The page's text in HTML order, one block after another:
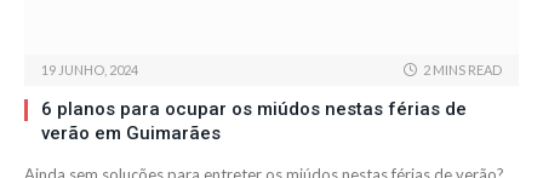
19 JUNHO, 2024 2 MINS READ
6 planos para ocupar os miúdos nestas férias de
verão em Guimarães